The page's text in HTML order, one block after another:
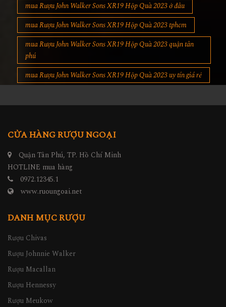
mua Rượu John Walker Sons XR19 Hộp Quà 2023 ở đâu
mua Rượu John Walker Sons XR19 Hộp Quà 2023 tphcm
mua Rượu John Walker Sons XR19 Hộp Quà 2023 quận tân
phú
mua Rượu John Walker Sons XR19 Hộp Quà 2023 uy tín giá rẻ
CỬA HÀNG RƯỢU NGOẠI
Quận Tân Phú, TP. Hồ Chí Minh
HOTLINE mua hàng
0972.12345.1
www.ruoungoai.net
DANH MỤC RƯỢU
Rượu Chivas
Rượu Johnnie Walker
Rượu Macallan
Rượu Hennessy
Rượu Meukow